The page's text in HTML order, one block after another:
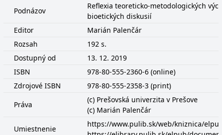
Podnázov
Reflexia teoreticko-metodologických
bioetických diskusií
Editor
Marián Palenčár
Rozsah
192 s.
Dostupný od
13. 12. 2019
ISBN
978-80-555-2360-6 (online)
Zdrojové ISBN
978-80-555-2358-3 (print)
Práva
(c) Prešovská univerzita v Prešove
(c) Marián Palenčár
Umiestnenie
https://www.pulib.sk/web/kniznica/